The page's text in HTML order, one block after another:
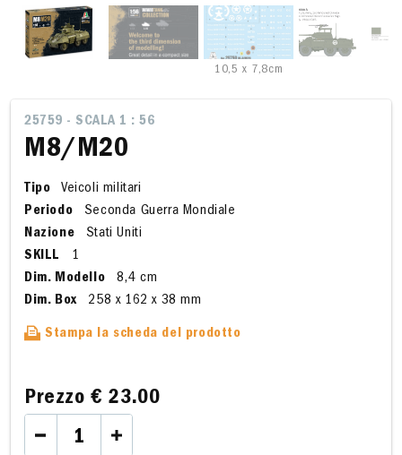
10,5 x 7,8cm
25759 - SCALA 1 : 56
M8/M20
Tipo
Veicoli militari
Periodo
Seconda Guerra Mondiale
Nazione
Stati Uniti
SKILL
1
Dim. Modello
8,4 cm
Dim. Box
258 x 162 x 38 mm
Stampa la scheda del prodotto
Prezzo€ 23.00